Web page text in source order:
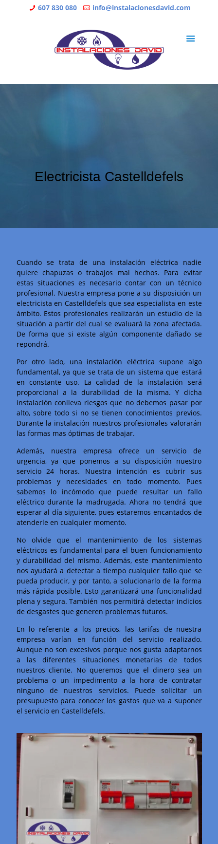
607 830 080 info@instalacionesdavid.com
Electricista Castelldefels
Cuando se trata de una instalación eléctrica nadie
quiere chapuzas o trabajos mal hechos. Para evitar
estas situaciones es necesario contar con un técnico
profesional. Nuestra empresa pone a su disposición un
electricista en Castelldefels que sea especialista en este
ámbito. Estos profesionales realizarán un estudio de la
situación a partir del cual se evaluará la zona afectada.
De forma que si existe algún componente dañado se
repondrá.
Por otro lado, una instalación eléctrica supone algo
fundamental, ya que se trata de un sistema que estará
en constante uso. La calidad de la instalación será
proporcional a la durabilidad de la misma. Y dicha
instalación conlleva riesgos que no debemos pasar por
alto, sobre todo si no se tienen conocimientos previos.
Durante la instalación nuestros profesionales valorarán
las formas mas óptimas de trabajar.
Además, nuestra empresa ofrece un servicio de
urgencia, ya que ponemos a su disposición nuestro
servicio 24 horas. Nuestra intención es cubrir sus
problemas y necesidades en todo momento. Pues
sabemos lo incómodo que puede resultar un fallo
eléctrico durante la madrugada. Ahora no tendrá que
esperar al día siguiente, pues estaremos encantados de
atenderle en cualquier momento.
No olvide que el mantenimiento de los sistemas
eléctricos es fundamental para el buen funcionamiento
y durabilidad del mismo. Además, este mantenimiento
nos ayudará a detectar a tiempo cualquier fallo que se
pueda producir, y por tanto, a solucionarlo de la forma
más rápida posible. Esto garantizará una funcionalidad
plena y segura. También nos permitirá detectar indicios
de desgastes que generen problemas futuros.
En lo referente a los precios, las tarifas de nuestra
empresa varían en función del servicio realizado.
Aunque no son excesivos porque nos gusta adaptarnos
a las diferentes situaciones monetarias de todos
nuestros cliente. No queremos que el dinero sea un
problema o un impedimento a la hora de contratar
ninguno de nuestros servicios. Puede solicitar un
presupuesto para conocer los gastos que va a suponer
el servicio en Castelldefels.